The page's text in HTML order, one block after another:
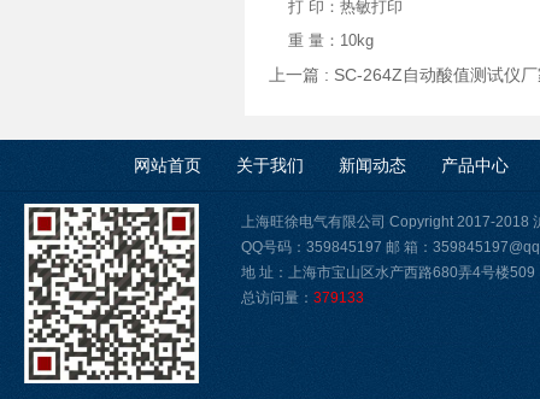
打 印：热敏打印
重 量：10kg
上一篇 : SC-264Z自动酸值测试仪
网站首页 关于我们 新闻动态 产品中心
上海旺徐电气有限公司 Copyright 2017-2018
QQ号码：359845197 邮 箱：
地 址：上海市宝山区水产西路680弄4号楼509
总访问量： 379133